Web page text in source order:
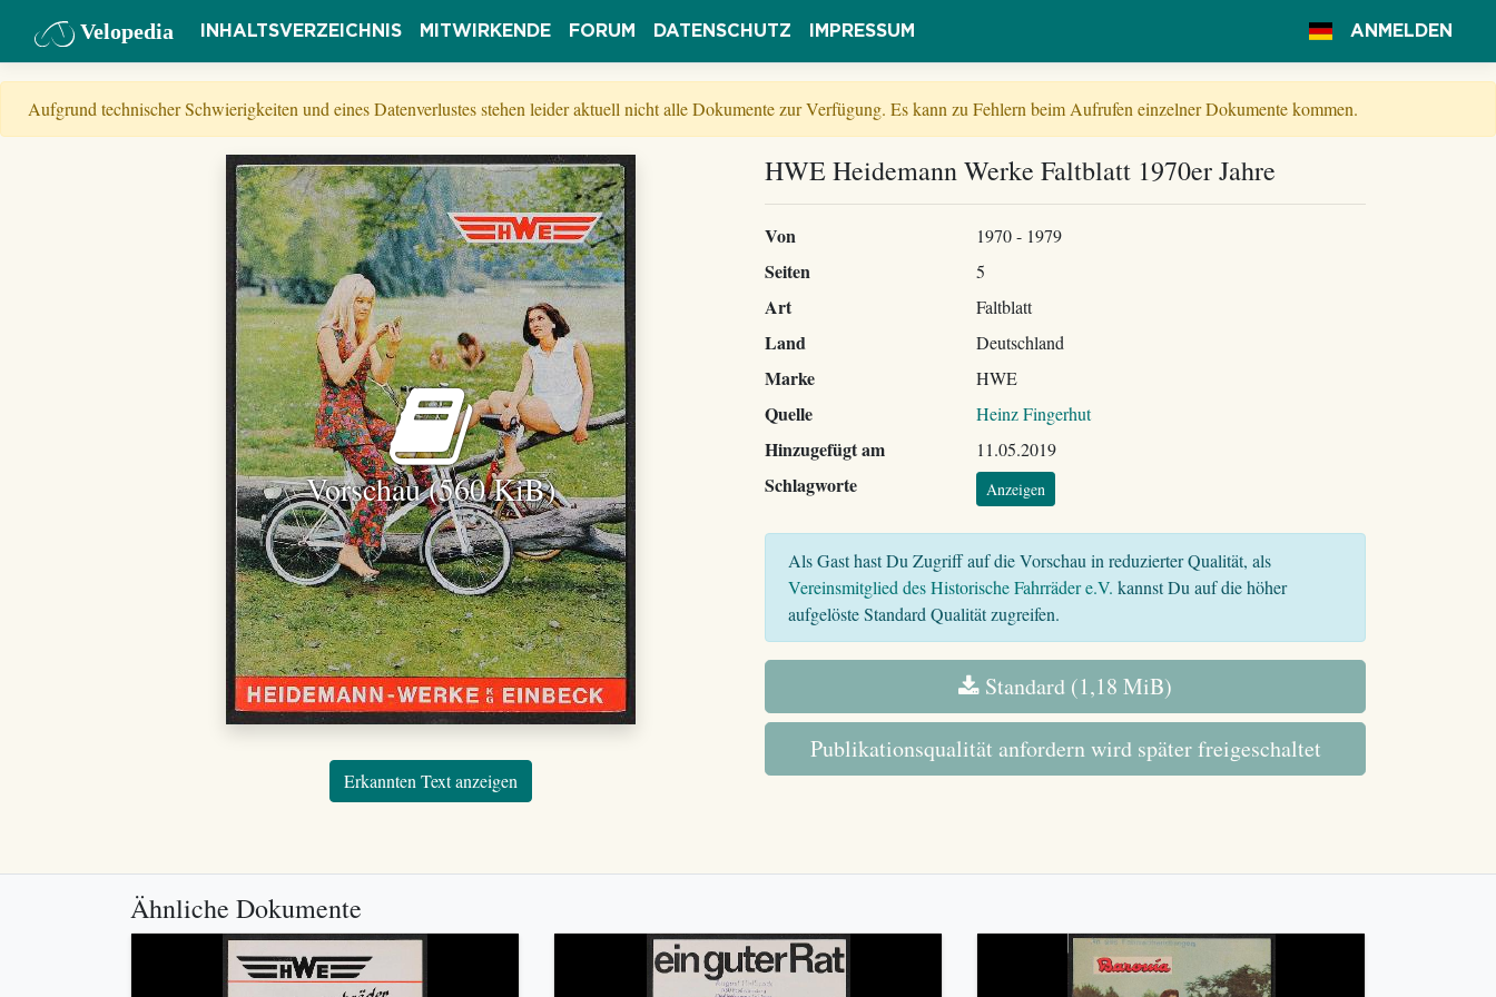
Velopedia INHALTSVERZEICHNIS MITWIRKENDE FORUM DATENSCHUTZ IMPRESSUM ANMELDEN
Aufgrund technischer Schwierigkeiten und eines Datenverlustes stehen leider aktuell nicht alle Dokumente zur Verfügung. Es kann zu Fehlern beim Aufrufen einzelner Dokumente kommen.
Vorschau (560 KiB)
Erkannten Text anzeigen
HWE Heidemann Werke Faltblatt 1970er Jahre
Von 1970 - 1979
Seiten 5
Art Faltblatt
Land Deutschland
Marke HWE
Quelle Heinz Fingerhut
Hinzugefügt am 11.05.2019
Schlagworte Anzeigen
Als Gast hast Du Zugriff auf die Vorschau in reduzierter Qualität, als
Vereinsmitglied des Historische Fahrräder e.V. kannst Du auf die höher
aufgelöste Standard Qualität zugreifen.
Standard (1,18 MiB)
Publikationsqualität anfordern wird später freigeschaltet
Ähnliche Dokumente